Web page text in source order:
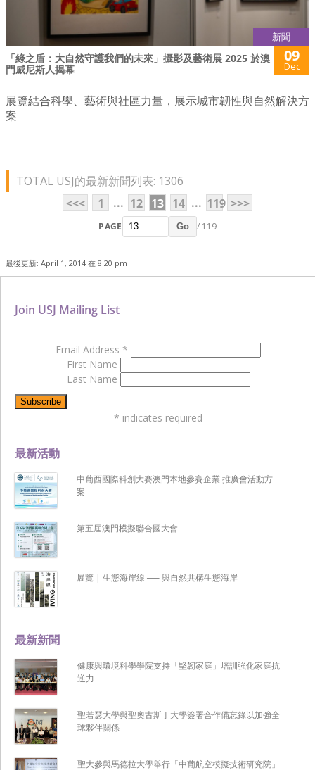
新聞
「綠之盾：大自然守護我們的未來」攝影及藝術展 2025 於澳
門威尼斯人揭幕
09
Dec
展覽結合科學、藝術與社區力量，展示城市韌性與自然解決方
案
TOTAL USJ的最新新聞列表: 1306
<<<
1 ... 12 13 14 ... 119 >>>
PAGE Go / 119
最後更新: April 1, 2014 在 8:20 pm
最新新聞
健康與環境科學學院支持「堅韌家庭」培訓強化家庭抗
逆力
聖若瑟大學與聖奧古斯丁大學簽署合作備忘錄以加強全
球夥伴關係
聖大參與馬德拉大學舉行「中葡航空模擬技術研究院」
最新活動
中葡西國際科創大賽澳門本地參賽企業 推廣會活動方
案
第五屆澳門模擬聯合國大會
展覽 | 生態海岸線 ── 與自然共構生態海岸
Join USJ Mailing List
Email Address *
First Name
Last Name
* indicates required